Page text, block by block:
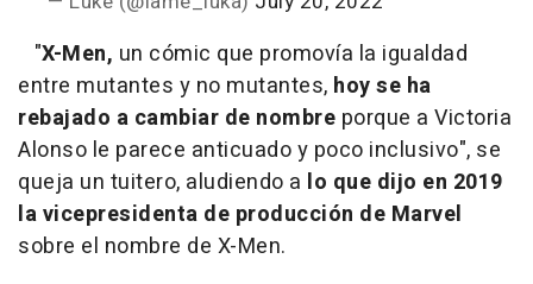
"X-Men, un cómic que promovía la igualdad
entre mutantes y no mutantes, hoy se ha
rebajado a cambiar de nombre porque a Victoria
Alonso le parece anticuado y poco inclusivo", se
queja un tuitero, aludiendo a lo que dijo en 2019
la vicepresidenta de producción de Marvel
sobre el nombre de X-Men.